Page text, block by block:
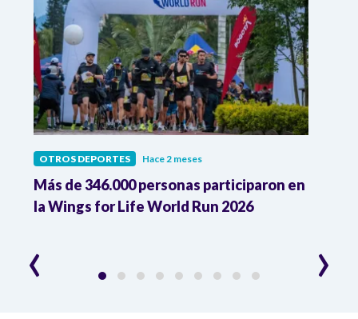
OTROS DEPORTES Hace 2 meses
Más de 346.000 personas participaron en
la Wings for Life World Run 2026
‹ ›